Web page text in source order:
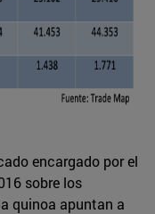
encargado por el
sobre los
quinoa apuntan a